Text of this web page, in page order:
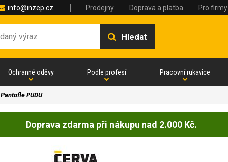
info@inzep.cz Prodejny Doprava a platba Pro firmy
Hledat
Ochranné oděvy Podle profesí Pracovní rukavice
Pantofle PUDU
Doprava zdarma při nákupu nad 2.000 Kč.